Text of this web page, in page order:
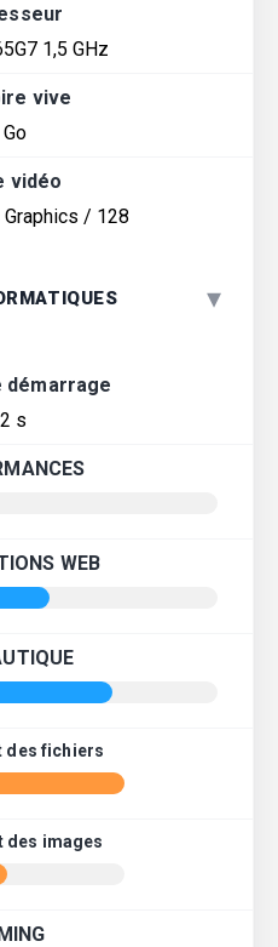
1,5 GHz
vive
vidéo
/ 128
▾
démarrage
s
WEB
des fichiers
des images